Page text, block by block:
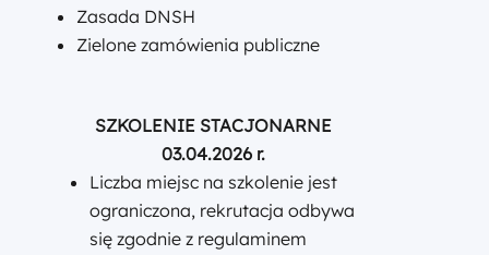
Zasada DNSH
Zielone zamówienia publiczne
SZKOLENIE STACJONARNE
03.04.2026 r.
Liczba miejsc na szkolenie jest
ograniczona, rekrutacja odbywa
się zgodnie z regulaminem